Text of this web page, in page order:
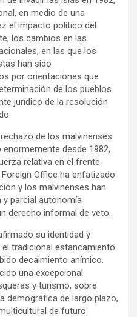
en medio de una
el impacto político del
los cambios en las
en las que los
han sido
por orientaciones que
de los pueblos.
jurídico de la resolución
de los malvinenses
desde 1982,
relativa en el frente
Office ha enfatizado
y los malvinenses han
y parcial autonomía
derecho informal de veto.
su identidad y
tradicional estancamiento
decaimiento anímico.
una excepcional
y turismo, sobre
demográfica de largo plazo,
de futuro